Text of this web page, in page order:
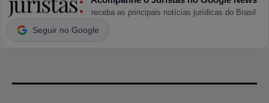
receba as principais notícias jurídicas do Brasil
Seguir no Google